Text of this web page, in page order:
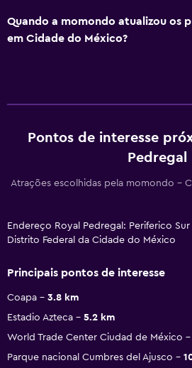
Quando a momondo atualizou os
em Cidade do México?
Pontos de interesse
Pedregal
Atrações escolhidas pela momondo -
Endereço Royal Pedregal: Periferico
Distrito Federal da Cidade do México
Principais pontos de interesse
Coapa
3.8 km
Estadio Azteca
5.2 km
World Trade Center Ciudad de México
Parque nacional Cumbres del Ajusco